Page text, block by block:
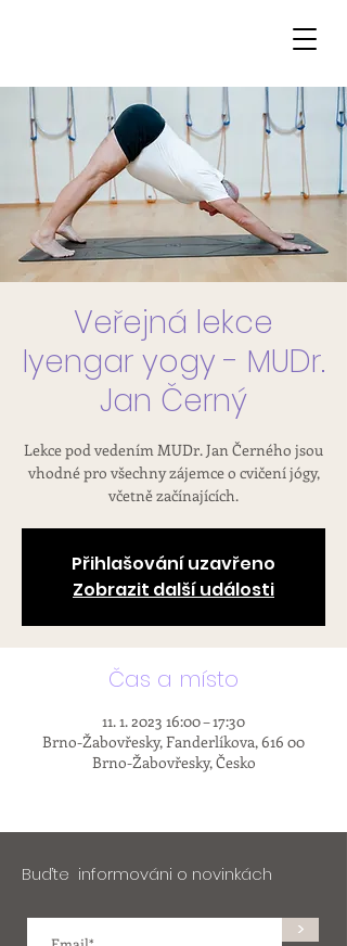
Veřejná lekce
Iyengar yogy - MUDr.
Jan Černý
Lekce pod vedením MUDr. Jan Černého jsou
vhodné pro všechny zájemce o cvičení jógy,
včetně začínajících.
Přihlašování uzavřeno
Zobrazit další události
Čas a místo
11. 1. 2023 16:00 – 17:30
Brno-Žabovřesky, Fanderlíkova, 616 00
Brno-Žabovřesky, Česko
Buďte informováni o novinkách
>